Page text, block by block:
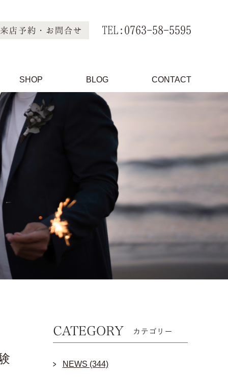
店予約・お問合せ TEL: 0763-58-5595
SHOP BLOG CONTACT
NEWS (344)